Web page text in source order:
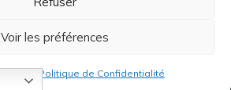
Voir les préférences
Politique de Confidentialité